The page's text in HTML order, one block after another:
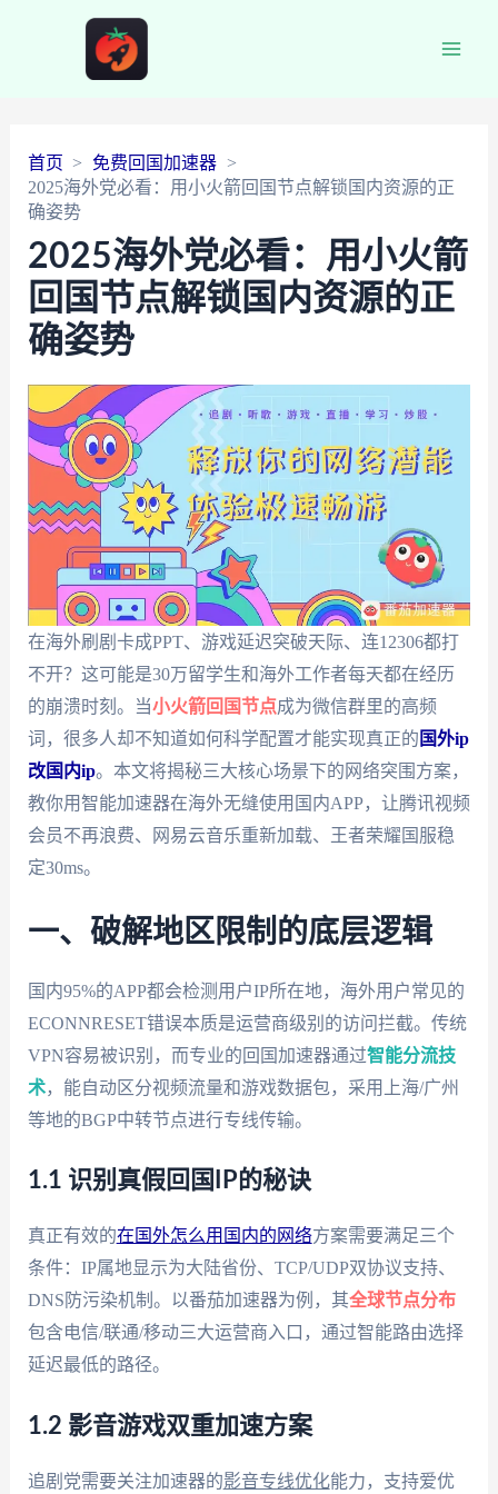
首页
免费回国加速器
2025海外党必看：用小火箭回国节点解锁国内资源的正
确姿势
2025海外党必看：用小火箭
回国节点解锁国内资源的正
确姿势
在海外刷剧卡成PPT、游戏延迟突破天际、连12306都打
不开？这可能是30万留学生和海外工作者每天都在经历
的崩溃时刻。当小火箭回国节点成为微信群里的高频
词，很多人却不知道如何科学配置才能实现真正的 国外ip
改国内ip。本文将揭秘三大核心场景下的网络突围方案，
教你用智能加速器在海外无缝使用国内APP，让腾讯视频
会员不再浪费、网易云音乐重新加载、王者荣耀国服稳
定30ms。
一、破解地区限制的底层逻辑
国内95%的APP都会检测用户IP所在地，海外用户常见的
ECONNRESET错误本质是运营商级别的访问拦截。传统
VPN容易被识别，而专业的回国加速器通过智能分流技
术，能自动区分视频流量和游戏数据包，采用上海/广州
等地的BGP中转节点进行专线传输。
1.1 识别真假回国IP的秘诀
真正有效的在国外怎么用国内的网络方案需要满足三个
条件：IP属地显示为大陆省份、TCP/UDP双协议支持、
DNS防污染机制。以番茄加速器为例，其全球节点分布
包含电信/联通/移动三大运营商入口，通过智能路由选择
延迟最低的路径。
1.2 影音游戏双重加速方案
追剧党需要关注加速器的影音专线优化能力，支持爱优